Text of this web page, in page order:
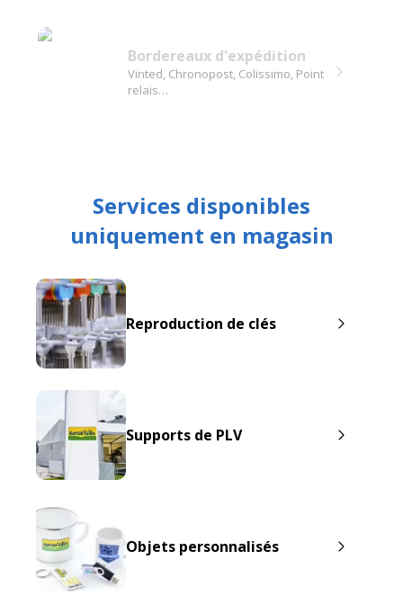
Bordereaux d'expédition
Vinted, Chronopost, Colissimo, Point
relais…
Services disponibles
uniquement en magasin
Reproduction de clés
Supports de PLV
Objets personnalisés